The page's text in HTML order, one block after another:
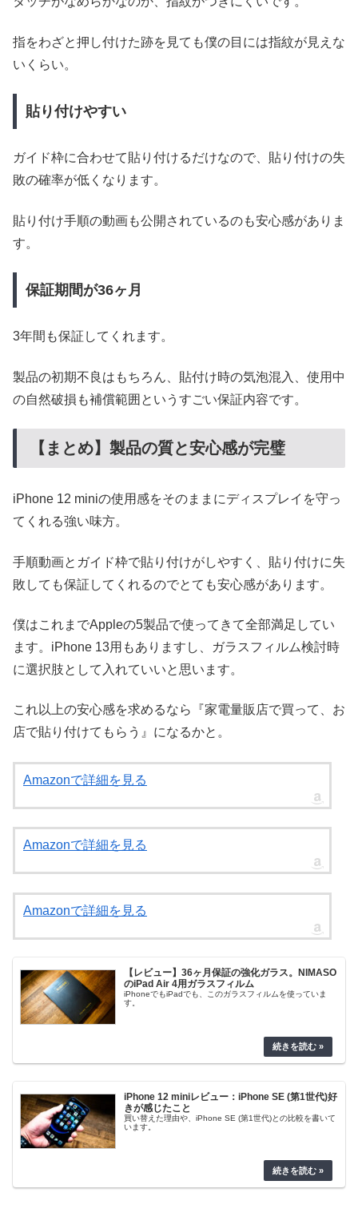
指をわざと押し付けた跡を見ても僕の目には指紋が見えな
いくらい。
貼り付けやすい
ガイド枠に合わせて貼り付けるだけなので、貼り付けの失
敗の確率が低くなります。
貼り付け手順の動画も公開されているのも安心感がありま
す。
保証期間が36ヶ月
3年間も保証してくれます。
製品の初期不良はもちろん、貼付け時の気泡混入、使用中
の自然破損も補償範囲というすごい保証内容です。
【まとめ】製品の質と安心感が完璧
iPhone 12 miniの使用感をそのままにディスプレイを守っ
てくれる強い味方。
手順動画とガイド枠で貼り付けがしやすく、貼り付けに失
敗しても保証してくれるのでとても安心感があります。
僕はこれまでAppleの5製品で使ってきて全部満足してい
ます。iPhone 13用もありますし、ガラスフィルム検討時
に選択肢として入れていいと思います。
これ以上の安心感を求めるなら『家電量販店で買って、お
店で貼り付けてもらう』になるかと。
Amazonで詳細を見る
Amazonで詳細を見る
Amazonで詳細を見る
【レビュー】36ヶ月保証の強化ガラス。NIMASO
のiPad Air 4用ガラスフィルム
iPhoneでもiPadでも、このガラスフィルムを使っていま
す。
iPhone 12 miniレビュー：iPhone SE (第1世代)好
きが感じたこと
買い替えた理由や、iPhone SE (第1世代)との比較を書いて
います。